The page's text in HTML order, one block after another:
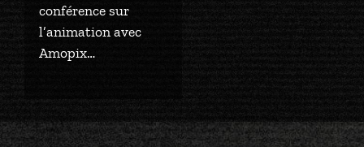
conférence sur
l’animation avec
Amopix…